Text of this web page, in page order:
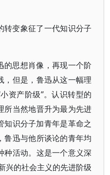
转变象征了一代知识分子
的思想肖像，再现一个阶
，但是，鲁迅从这一幅理
资产阶级”。认识转型的
所当然地晋升为最为先进
识分子加青年是革命之
鲁迅与他所谈论的青年均
种活动。这是一个意义深
兴的社会主义的先进阶级